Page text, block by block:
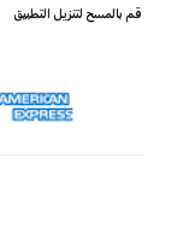
قم بالمسح لتنزيل التطبيق